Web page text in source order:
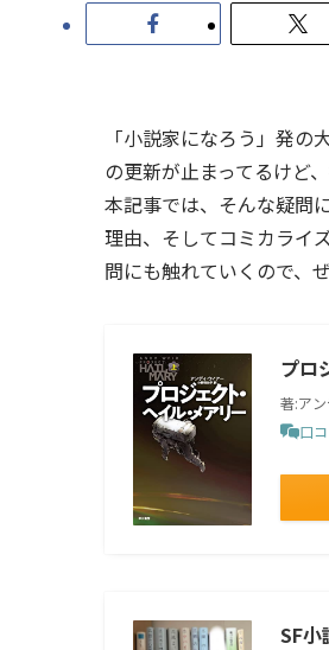
「小説家になろう」発
の更新が止まってるけど
本記事では、そんな疑問
理由、そしてコミカライ
問にも触れていくので、
プロ
著:ア
口
SF小